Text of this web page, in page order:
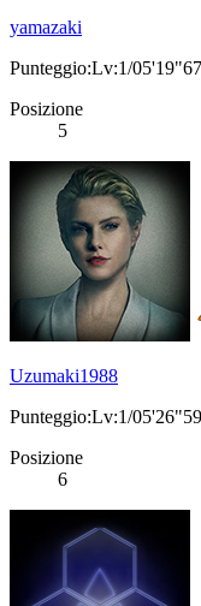
yamazaki
Punteggio:Lv:1/05'19"67
Posizione
5
Uzumaki1988
Punteggio:Lv:1/05'26"59
Posizione
6